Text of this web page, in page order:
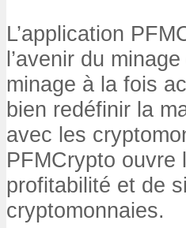
L’application
l’avenir du
minage à la fois
bien redéfinir la
avec les
PFMCrypto ouvre
profitabilité et de
cryptomonnaies.